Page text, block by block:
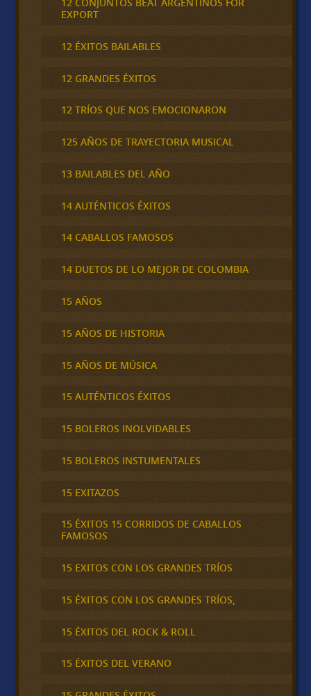
EXPORT
12 ÉXITOS BAILABLES
12 GRANDES ÉXITOS
12 TRÍOS QUE NOS EMOCIONARON
125 AÑOS DE TRAYECTORIA MUSICAL
13 BAILABLES DEL AÑO
14 AUTÉNTICOS ÉXITOS
14 CABALLOS FAMOSOS
14 DUETOS DE LO MEJOR DE COLOMBIA
15 AÑOS
15 AÑOS DE HISTORIA
15 AÑOS DE MÚSICA
15 AUTÉNTICOS ÉXITOS
15 BOLEROS INOLVIDABLES
15 BOLEROS INSTUMENTALES
15 EXITAZOS
15 ÉXITOS 15 CORRIDOS DE CABALLOS
FAMOSOS
15 EXITOS CON LOS GRANDES TRÍOS
15 ÉXITOS CON LOS GRANDES TRÍOS,
15 ÉXITOS DEL ROCK & ROLL
15 ÉXITOS DEL VERANO